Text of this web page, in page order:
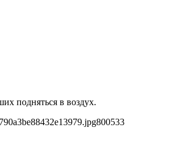
подняться в воздух.
800533